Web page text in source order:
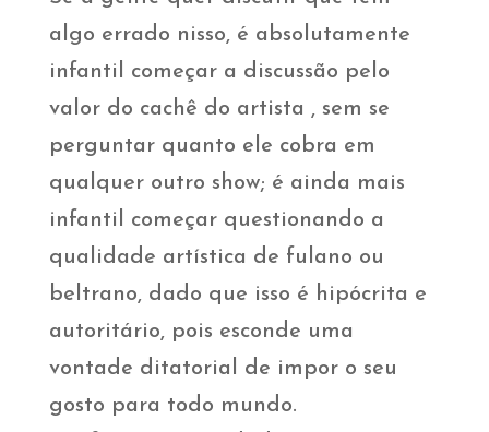
algo errado nisso, é absolutamente
infantil começar a discussão pelo
valor do cachê do artista , sem se
perguntar quanto ele cobra em
qualquer outro show; é ainda mais
infantil começar questionando a
qualidade artística de fulano ou
beltrano, dado que isso é hipócrita e
autoritário, pois esconde uma
vontade ditatorial de impor o seu
gosto para todo mundo.